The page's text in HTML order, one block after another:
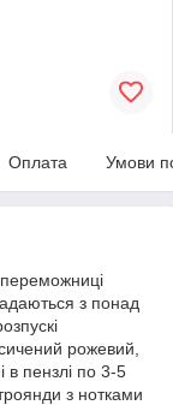
Оплата Умови
з понад
рожевий,
в пензлі по 3-5
з нотками